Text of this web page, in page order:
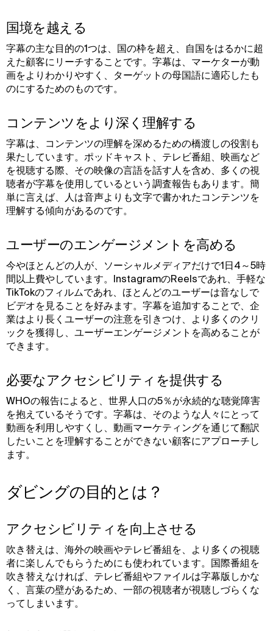
国境を越える
字幕の主な目的の1つは、国の枠を超え、自国をはるかに超
えた顧客にリーチすることです。字幕は、マーケターが動
画をよりわかりやすく、ターゲットの母国語に適応したも
のにするためのものです。
コンテンツをより深く理解する
字幕は、コンテンツの理解を深めるための橋渡しの役割も
果たしています。ポッドキャスト、テレビ番組、映画など
を視聴する際、その映像の言語を話す人を含め、多くの視
聴者が字幕を使用しているという調査報告もあります。簡
単に言えば、人は音声よりも文字で書かれたコンテンツを
理解する傾向があるのです。
ユーザーのエンゲージメントを高める
今やほとんどの人が、ソーシャルメディアだけで1日4～5時
間以上費やしています。InstagramのReelsであれ、手軽な
TikTokのフィルムであれ、ほとんどのユーザーは音なしで
ビデオを見ることを好みます。字幕を追加することで、企
業はより長くユーザーの注意を引きつけ、より多くのクリ
ックを獲得し、ユーザーエンゲージメントを高めることが
できます。
必要なアクセシビリティを提供する
WHOの報告によると、世界人口の5％が永続的な聴覚障害
を抱えているそうです。字幕は、そのような人々にとって
動画を利用しやすくし、動画マーケティングを通じて翻訳
したいことを理解することができない顧客にアプローチし
ます。
ダビングの目的とは？
アクセシビリティを向上させる
吹き替えは、海外の映画やテレビ番組を、より多くの視聴
者に楽しんでもらうためにも使われています。国際番組を
吹き替えなければ、テレビ番組やファイルは字幕版しかな
く、言葉の壁があるため、一部の視聴者が視聴しづらくな
ってしまいます。